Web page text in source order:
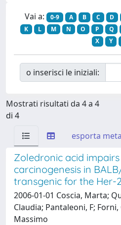
Vai a: 0-9 A B C D
K
L M N O P Q
X
Y
o inserisci le iniziali:
Mostrati risultati da 4 a 4
di 4
esporta
Zoledronic acid
carcinogenesis in
transgenic for the Her-
2006-01-01 Coscia, Marta;
Claudia; Pantaleoni, F;
Massimo